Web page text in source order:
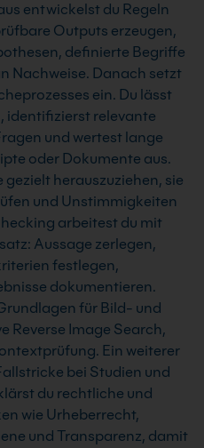
entwickelst du Regeln
Outputs erzeugen,
definierte Begriffe
Nachweise. Danach setzt
ein. Du lässt
identifizierst relevante
und wertest lange
oder Dokumente aus.
herauszuziehen, sie
und Unstimmigkeiten
arbeitest du mit
Aussage zerlegen,
festlegen,
dokumentieren.
für Bild- und
Reverse Image Search,
Ein weiterer
bei Studien und
du rechtliche und
wie Urheberrecht,
und Transparenz, damit